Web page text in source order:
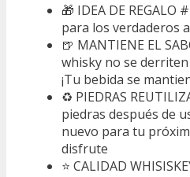
🎁 IDEA DE
para los verdaderos
🍺 MANTIENE EL
whisky no se
¡Tu bebida se
♻ PIEDRAS
piedras después de
nuevo para tu
disfrute
⭐ CALIDAD